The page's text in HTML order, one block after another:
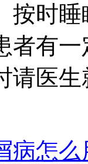
按时
者有
请医
病怎么